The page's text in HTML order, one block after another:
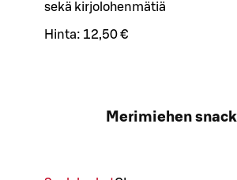
sekä kirjolohenmätiä
Hinta: 12,50 €
Merimiehen